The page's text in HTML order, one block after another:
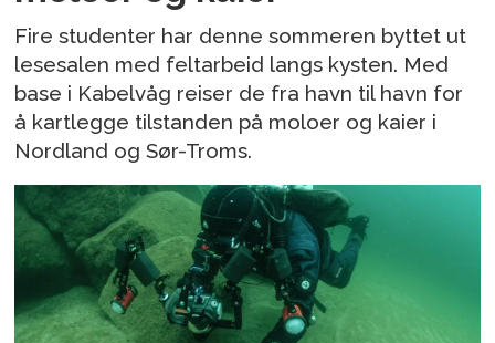
Fire studenter har denne sommeren byttet ut
lesesalen med feltarbeid langs kysten. Med
base i Kabelvåg reiser de fra havn til havn for
å kartlegge tilstanden på moloer og kaier i
Nordland og Sør-Troms.